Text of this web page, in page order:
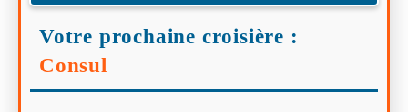
Votre prochaine croisière :
Consul